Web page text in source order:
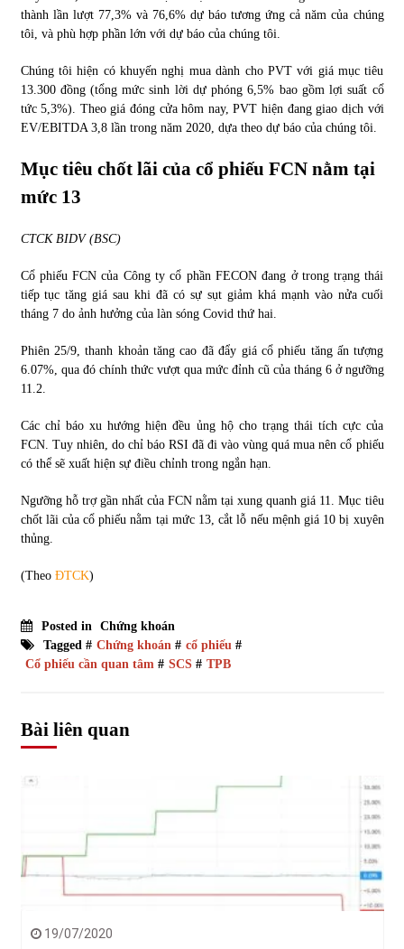
thành lần lượt 77,3% và 76,6% dự báo tương ứng cả năm của chúng
tôi, và phù hợp phần lớn với dự báo của chúng tôi.
Chúng tôi hiện có khuyến nghị mua dành cho PVT với giá mục tiêu
13.300 đồng (tổng mức sinh lời dự phóng 6,5% bao gồm lợi suất cổ
tức 5,3%). Theo giá đóng cửa hôm nay, PVT hiện đang giao dịch với
EV/EBITDA 3,8 lần trong năm 2020, dựa theo dự báo của chúng tôi.
Mục tiêu chốt lãi của cổ phiếu FCN nằm tại
mức 13
CTCK BIDV (BSC)
Cổ phiếu FCN của Công ty cổ phần FECON đang ở trong trạng thái
tiếp tục tăng giá sau khi đã có sự sụt giảm khá mạnh vào nửa cuối
tháng 7 do ảnh hưởng của làn sóng Covid thứ hai.
Phiên 25/9, thanh khoản tăng cao đã đẩy giá cổ phiếu tăng ấn tượng
6.07%, qua đó chính thức vượt qua mức đỉnh cũ của tháng 6 ở ngưỡng
11.2.
Các chỉ báo xu hướng hiện đều ủng hộ cho trạng thái tích cực của
FCN. Tuy nhiên, do chỉ báo RSI đã đi vào vùng quá mua nên cổ phiếu
có thể sẽ xuất hiện sự điều chỉnh trong ngắn hạn.
Ngưỡng hỗ trợ gần nhất của FCN nằm tại xung quanh giá 11. Mục tiêu
chốt lãi của cổ phiếu nằm tại mức 13, cắt lỗ nếu mệnh giá 10 bị xuyên
thủng.
(Theo ĐTCK)
Posted in
Chứng khoán
Tagged # Chứng khoán # cổ phiếu #
Cổ phiếu cần quan tâm # SCS# TPB
Bài liên quan
19/07/2020